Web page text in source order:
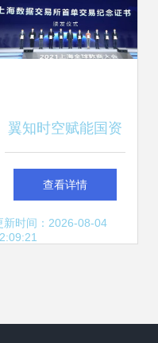
翼知时空赋能国资
院 电信大数据服务
获上海认可
查看详情
新时间：2026-08-04